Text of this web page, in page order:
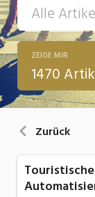
13
Arbeit
ZEIGE MIR
1470
Zurück